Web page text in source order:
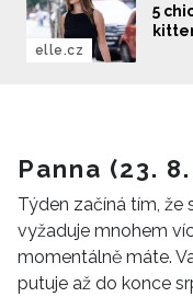
5
elle.cz
Panna (23.
Týden začíná tím, že
vyžaduje mnohem
momentálně máte.
putuje až do konce